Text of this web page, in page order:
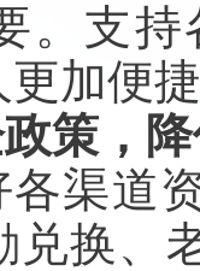
。支
加便
策，
渠道
兑换、